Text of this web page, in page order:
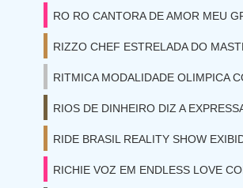
RO RO CANTORA DE AMOR MEU
RIZZO CHEF ESTRELADA DO
RITMICA MODALIDADE OLIMPICA
RIOS DE DINHEIRO DIZ A
RIDE BRASIL REALITY SHOW
RICHIE VOZ EM ENDLESS LOVE